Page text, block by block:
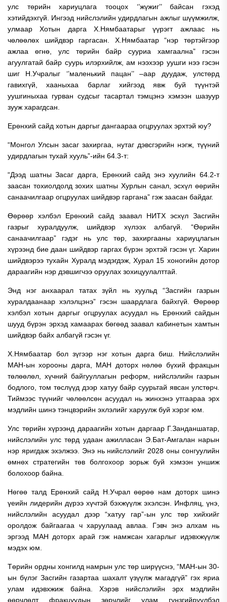
улс төрийн хариуцлага тооцох ‘’жүжиг’’ байсан гэхэд
хэтийдэхгүй. Ингээд нийслэлийн удирдлагын ажлыг шүүмжилж,
улмаар Хотын дарга Х.Нямбаатарыг үүрэгт ажлаас нь
чөлөөлөх шийдвэр гаргасан. Х.Нямбаатар “нэр төртэйгээр
ажлаа өгнө, улс төрийн байр сууриа хамгаална” гэсэн
агуулгатай байр суурь илэрхийлж, ам нээхээр уушги нээ гэсэн
шиг Н.Учралыг ‘’маленький пацан’’ –аар дуудаж, улстөрд
гавихгүй, хааныхаа барлаг хийгээд явж буй түүнтэй
уушгиныхаа гурван судсыг тасартал тэмцэнэ хэмээн шазуур
зууж харагдсан.
Ерөнхий сайд хотын даргыг дангаараа огцруулах эрхтэй юу?
“Монгол Улсын засаг захиргаа, нутаг дэвсгэрийн нэгж, түүний
удирдлагын тухай хууль”-ийн 64.3-т:
“Дээд шатны Засаг дарга, Ерөнхий сайд энэ хуулийн 64.2-т
заасан тохиолдолд зохих шатны Хурлын санал, эсхүл өөрийн
санаачилгаар огцруулах шийдвэр гаргана” гэж заасан байдаг.
Өөрөөр хэлбэл Ерөнхий сайд заавал НИТХ эсхүл Засгийн
газрыг хуралдуулж, шийдвэр хүлээх албагүй. “Өөрийн
санаачилгаар” гэдэг нь улс төр, захиргааны хариуцлагын
хүрээнд бие даан шийдвэр гаргах бүрэн эрхтэй гэсэн үг. Харин
шийдвэрээ тухайн Хуралд мэдэгдэж, Хурал 15 хоногийн дотор
дараагийн нэр дэвшигчээ оруулах зохицуулалттай.
Энд нэг анхаарал татах зүйл нь хуульд “Засгийн газрын
хуралдаанаар хэлэлцэнэ” гэсэн шаардлага байхгүй. Өөрөөр
хэлбэл хотын даргыг огцруулах асуудал нь Ерөнхий сайдын
шууд бүрэн эрхэд хамаарах бөгөөд заавал кабинетын хамтын
шийдвэр байх албагүй гэсэн үг.
Х.Нямбаатар бол зүгээр нэг хотын дарга биш. Нийслэлийн
МАН-ын хорооны дарга, МАН доторх нөлөө бүхий фракцын
төлөөлөл, хүчний байгууллагын реформ, нийслэлийн газрын
бодлого, том төслүүд дээр хатуу байр суурьтай явсан улстөрч.
Тиймээс түүнийг чөлөөлсөн асуудал нь жинхэнэ утгаараа эрх
мэдлийн шинэ тэнцвэрийн эхлэлийг харуулж буй хэрэг юм.
Улс төрийн хүрээнд дараагийн хотын даргаар Г.Занданшатар,
нийслэлийн улс төрд удаан ажилласан Э.Бат-Амгалан нарын
нэр яригдаж эхэлжээ. Энэ нь нийслэлийг 2028 оны сонгуулийн
өмнөх стратегийн төв болгохоор зорьж буй хэмээн уншиж
болохоор байна.
Нөгөө талд Ерөнхий сайд Н.Учрал өөрөө нам доторх шинэ
үеийн лидерийн дүрээ хүчтэй бэхжүүлж эхэлсэн. Инфляц, үнэ,
нийслэлийн асуудал дээр “хатуу гар”-ын улс төр хийхийг
оролдож байгаагаа ч харуулаад авлаа. Гэвч энэ алхам нь
эргээд МАН доторх арай гэж намжсан хагарлыг идэвхжүүлж
мэдэх юм.
Төрийн ордны хонгилд намрын улс төр ширүүснэ, “МАН-ын 30-
ын бүлэг Засгийн газартаа шахалт үзүүлж магадгүй” гэх яриа
улам идэвхжиж байна. Хэрэв нийслэлийн эрх мэдлийн
өөрчлөлт фракцуудын зөрчлийг улам гүнзгийрүүлбэл